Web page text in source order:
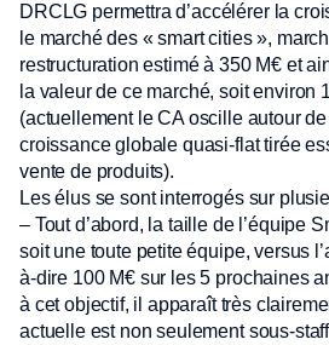
DRCLG permettra d’accélérer la
le marché des « smart cities »,
restructuration estimé à 350 M€ et
la valeur de ce marché, soit environ
(actuellement le CA oscille autour
croissance globale quasi-flat tirée
vente de produits).
Les élus se sont interrogés sur
– Tout d’abord, la taille de l’équipe
soit une toute petite équipe, versus
à-dire 100 M€ sur les 5 prochaines
à cet objectif, il apparaît très
actuelle est non seulement sous-